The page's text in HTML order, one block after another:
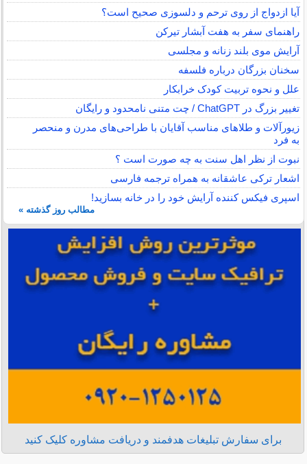
آیا ازدواج از روی ترحم و دلسوزی صحیح است؟
راهنمای سفر به هفت آبشار تیرکن
آرایش موی بلند زنانه و مجلسی
سخنان بزرگان درباره فلسفه
علل و نحوه تربیت کودک خرابکار
تغییر بزرگ در ChatGPT / چت متنی نامحدود و رایگان
زیورآلات و طلاهای مناسب آقایان با طراحی‌های مدرن و منحصر
به فرد
نبوت از نظر اهل سنت به چه صورت است ؟
اشعار ترکی عاشقانه به همراه ترجمه فارسی
اسپری فیکس کننده آرایش خود را در خانه بسازید!
مطالب روز گذشته »
برای سفارش تبلیغات هدفمند و دریافت مشاوره کلیک کنید